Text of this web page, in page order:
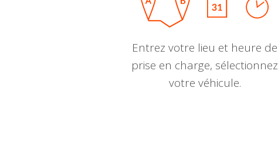
Entrez votre lieu et heure de
prise en charge, sélectionnez
votre véhicule.